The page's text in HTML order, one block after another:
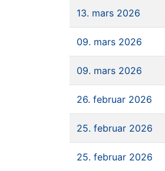
13. mars 2026
09. mars 2026
09. mars 2026
26. februar 2026
25. februar 2026
25. februar 2026